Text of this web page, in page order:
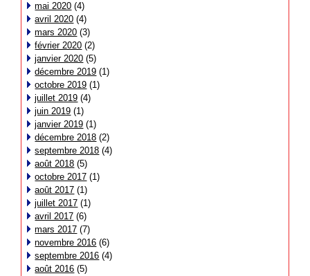
mai 2020 (4)
avril 2020 (4)
mars 2020 (3)
février 2020 (2)
janvier 2020 (5)
décembre 2019 (1)
octobre 2019 (1)
juillet 2019 (4)
juin 2019 (1)
janvier 2019 (1)
décembre 2018 (2)
septembre 2018 (4)
août 2018 (5)
octobre 2017 (1)
août 2017 (1)
juillet 2017 (1)
avril 2017 (6)
mars 2017 (7)
novembre 2016 (6)
septembre 2016 (4)
août 2016 (5)